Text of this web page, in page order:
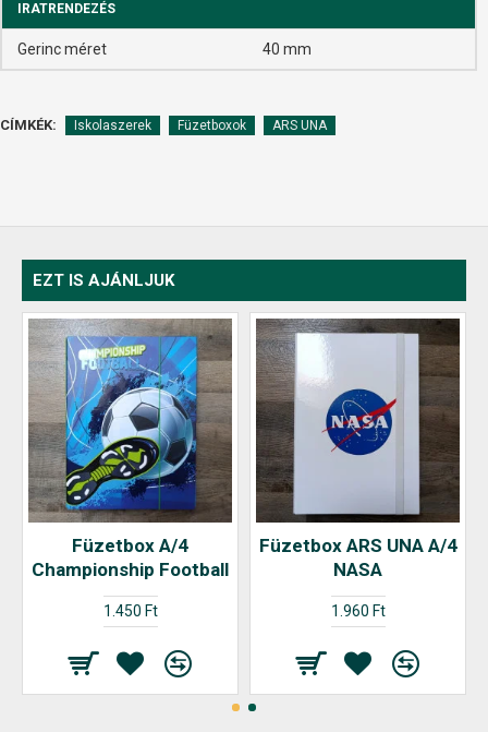
IRATRENDEZÉS
Gerinc méret 40 mm
CÍMKÉK: Iskolaszerek Füzetboxok ARS UNA
EZT IS AJÁNLJUK
Füzetbox A/4
Championship Football
1.450 Ft
Füzetbox ARS UNA A/4
NASA
1.960 Ft